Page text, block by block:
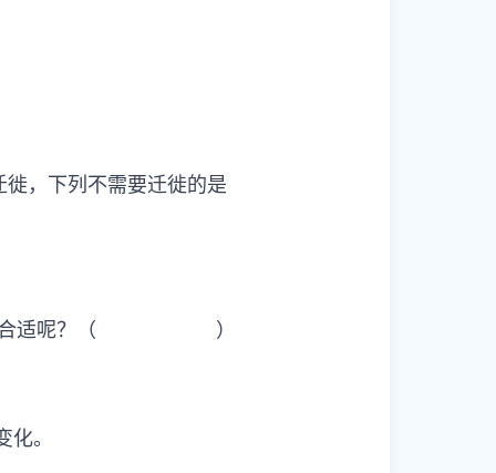
，下列不需要迁徙的是
更为合适呢？（ ）
。